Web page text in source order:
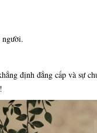
định đẳng cấp và sự